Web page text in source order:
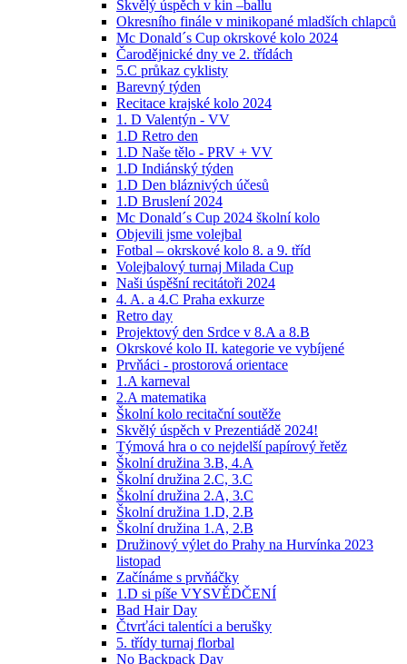
Skvělý úspěch v kin –ballu
Okresního finále v minikopané mladších chlapců
Mc Donald´s Cup okrskové kolo 2024
Čarodějnické dny ve 2. třídách
5.C průkaz cyklisty
Barevný týden
Recitace krajské kolo 2024
1. D Valentýn - VV
1.D Retro den
1.D Naše tělo - PRV + VV
1.D Indiánský týden
1.D Den bláznivých účesů
1.D Bruslení 2024
Mc Donald´s Cup 2024 školní kolo
Objevili jsme volejbal
Fotbal – okrskové kolo 8. a 9. tříd
Volejbalový turnaj Milada Cup
Naši úspěšní recitátoři 2024
4. A. a 4.C Praha exkurze
Retro day
Projektový den Srdce v 8.A a 8.B
Okrskové kolo II. kategorie ve vybíjené
Prvňáci - prostorová orientace
1.A karneval
2.A matematika
Školní kolo recitační soutěže
Skvělý úspěch v Prezentiádě 2024!
Týmová hra o co nejdelší papírový řetěz
Školní družina 3.B, 4.A
Školní družina 2.C, 3.C
Školní družina 2.A, 3.C
Školní družina 1.D, 2.B
Školní družina 1.A, 2.B
Družinový výlet do Prahy na Hurvínka 2023
listopad
Začínáme s prvňáčky
1.D si píše VYSVĚDČENÍ
Bad Hair Day
Čtvrťáci talentíci a berušky
5. třídy turnaj florbal
No Backpack Day